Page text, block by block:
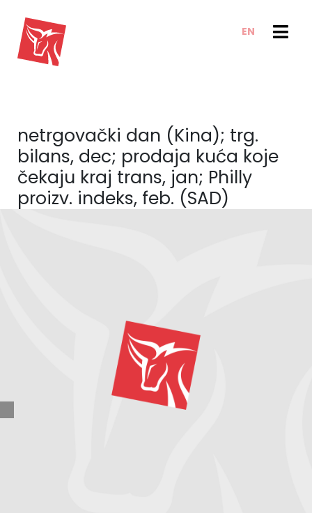
EN
BLOG
ANALIZE
IZVEŠTAJI
E-CLIENT TRADER
O NAMA
O NAMA
KAKO POSLUJEMO
BAZA ZNANJA
KONTAKT
netrgovački dan (Kina); trg.
bilans, dec; prodaja kuća koje
čekaju kraj trans, jan; Philly
proizv. indeks, feb. (SAD)